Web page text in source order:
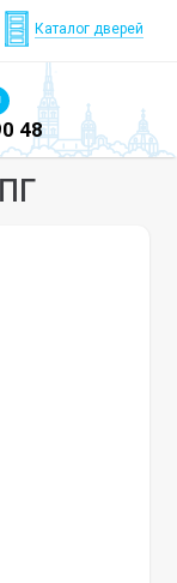
Каталог дверей
48